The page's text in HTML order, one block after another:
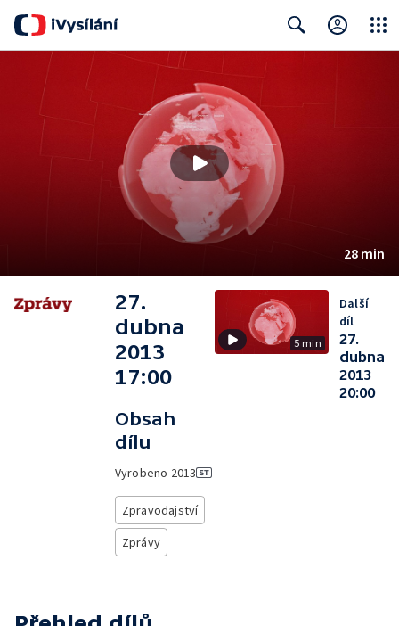
28 min
27.
dubna
2013
17:00
Obsah
dílu
Vyrobeno 2013
Zpravodajství
Zprávy
5 min
Další
díl
27.
dubna
2013
20:00